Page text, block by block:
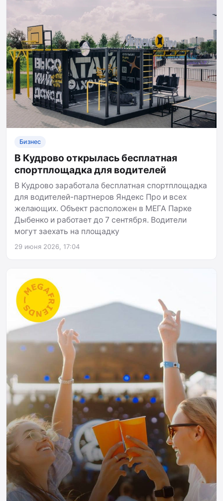
Бизнес
В Кудрово открылась бесплатная
спортплощадка для водителей
В Кудрово заработала бесплатная спортплощадка
для водителей-партнеров Яндекс Про и всех
желающих. Объект расположен в МЕГА Парке
Дыбенко и работает до 7 сентября. Водители
могут заехать на площадку
29 июня 2026, 17:04